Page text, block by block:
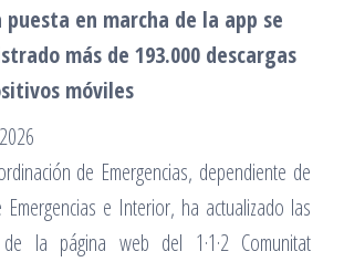
puesta en marcha de la app se
más de 193.000 descargas
móviles
de Emergencias, dependiente de
e Interior, ha actualizado las
de la página web del 1·1·2 Comunitat